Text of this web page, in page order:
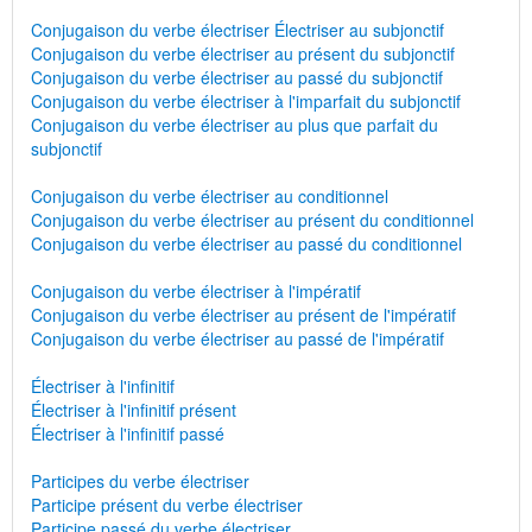
Conjugaison du verbe électriser Électriser au subjonctif
Conjugaison du verbe électriser au présent du subjonctif
Conjugaison du verbe électriser au passé du subjonctif
Conjugaison du verbe électriser à l'imparfait du subjonctif
Conjugaison du verbe électriser au plus que parfait du
subjonctif
Conjugaison du verbe électriser au conditionnel
Conjugaison du verbe électriser au présent du conditionnel
Conjugaison du verbe électriser au passé du conditionnel
Conjugaison du verbe électriser à l'impératif
Conjugaison du verbe électriser au présent de l'impératif
Conjugaison du verbe électriser au passé de l'impératif
Électriser à l'infinitif
Électriser à l'infinitif présent
Électriser à l'infinitif passé
Participes du verbe électriser
Participe présent du verbe électriser